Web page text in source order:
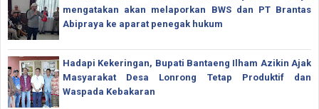
mengatakan akan melaporkan BWS dan PT Brantas
Abipraya ke aparat penegak hukum
Hadapi Kekeringan, Bupati Bantaeng Ilham Azikin Ajak
Masyarakat Desa Lonrong Tetap Produktif dan
Waspada Kebakaran